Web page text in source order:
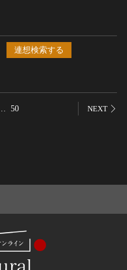
連想検索する
50 NEXT